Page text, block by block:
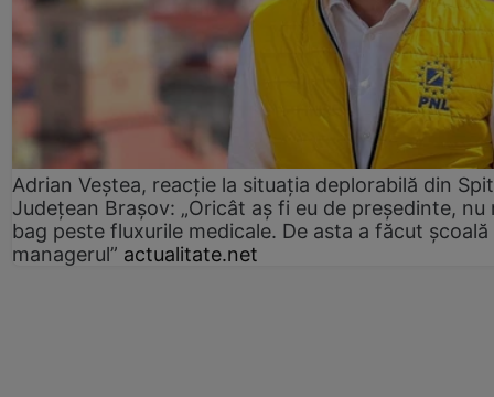
Adrian Veștea, reacție la situația deplorabilă din
Județean Brașov: „Oricât aș fi eu de președinte, nu
bag peste fluxurile medicale. De asta a făcut școală
managerul” actualitate.net